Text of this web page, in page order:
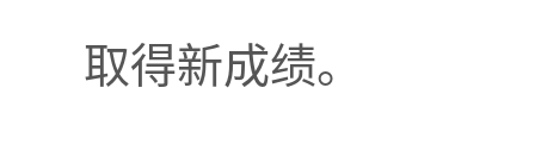
取得新成绩。